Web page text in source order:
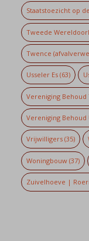
Staatstoezicht op
Tweede
Twence
Usseler Es(63)
Vereniging Behoud
Vereniging Behoud
Vrijwilligers(35)
Woningbouw(37)
Zuivelhoeve |